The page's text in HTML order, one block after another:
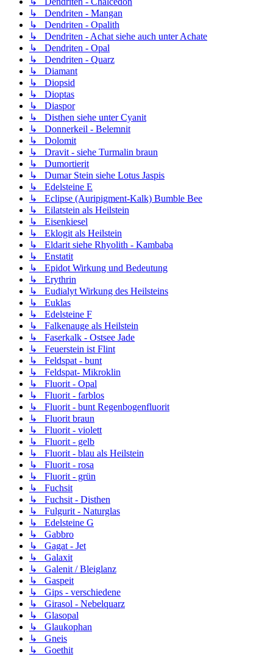
↳ Dendriten - Mangan
↳ Dendriten - Opalith
↳ Dendriten - Achat siehe auch unter Achate
↳ Dendriten - Opal
↳ Dendriten - Quarz
↳ Diamant
↳ Diopsid
↳ Dioptas
↳ Diaspor
↳ Disthen siehe unter Cyanit
↳ Donnerkeil - Belemnit
↳ Dolomit
↳ Dravit - siehe Turmalin braun
↳ Dumortierit
↳ Dumar Stein siehe Lotus Jaspis
↳ Edelsteine E
↳ Eclipse (Auripigment-Kalk) Bumble Bee
↳ Eilatstein als Heilstein
↳ Eisenkiesel
↳ Eklogit als Heilstein
↳ Eldarit siehe Rhyolith - Kambaba
↳ Enstatit
↳ Epidot Wirkung und Bedeutung
↳ Erythrin
↳ Eudialyt Wirkung des Heilsteins
↳ Euklas
↳ Edelsteine F
↳ Falkenauge als Heilstein
↳ Faserkalk - Ostsee Jade
↳ Feuerstein ist Flint
↳ Feldspat - bunt
↳ Feldspat- Mikroklin
↳ Fluorit - Opal
↳ Fluorit - farblos
↳ Fluorit - bunt Regenbogenfluorit
↳ Fluorit braun
↳ Fluorit - violett
↳ Fluorit - gelb
↳ Fluorit - blau als Heilstein
↳ Fluorit - rosa
↳ Fluorit - grün
↳ Fuchsit
↳ Fuchsit - Disthen
↳ Fulgurit - Naturglas
↳ Edelsteine G
↳ Gabbro
↳ Gagat - Jet
↳ Galaxit
↳ Galenit / Bleiglanz
↳ Gaspeit
↳ Gips - verschiedene
↳ Girasol - Nebelquarz
↳ Glasopal
↳ Glaukophan
↳ Gneis
↳ Goethit